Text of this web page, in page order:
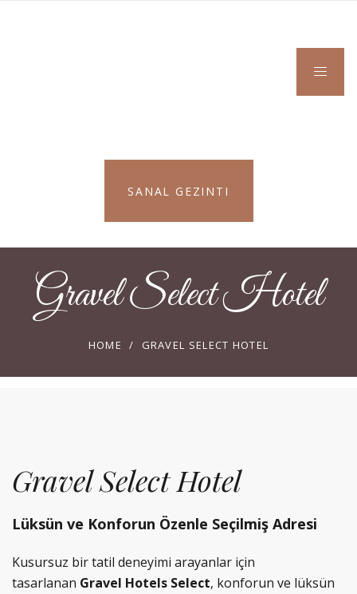
SANAL GEZINTI
Gravel Select Hotel
HOME / GRAVEL SELECT HOTEL
Gravel Select Hotel
Lüksün ve Konforun Özenle Seçilmiş Adresi
Kusursuz bir tatil deneyimi arayanlar için
tasarlanan Gravel Hotels Select, konforun ve lüksün